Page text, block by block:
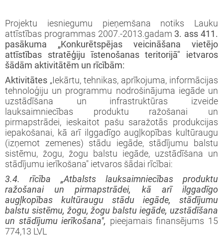
Projektu iesniegumu pieņemšana notiks
Lauku
attīstības programmas 2007.-2013.gadam 3. ass 411.
pasākuma „Konkurētspējas veicināšana vietējo
attīstības stratēģiju īstenošanas teritorijā" ietvaros
šādām aktivitātēm un rīcībām:
Aktivitātes „Iekārtu, tehnikas, aprīkojuma, informācijas
tehnoloģiju un programmu nodrošinājuma iegāde un
uzstādīšana un infrastruktūras izveide
lauksaimniecības produktu ražošanai un
pirmapstrādei, ieskaitot pašu saražotās produkcijas
iepakošanai, kā arī ilggadīgo augļkopības kultūraugu
(izņemot zemenes) stādu iegāde, stādījumu balstu
sistēmu, žogu, žogu balstu iegāde, uzstādīšana un
stādījumu ierīkošana" ietvaros šādai rīcībai:
3.4. rīcība „Atbalsts lauksaimniecības produktu
ražošanai un pirmapstrādei, kā arī ilggadīgo
augļkopības kultūraugu stādu iegāde, stādījumu
balstu sistēmu, žogu, žogu balstu iegāde, uzstādīšana
un stādījumu ierīkošana", pieejamais finansējums 15
774,13 LVL